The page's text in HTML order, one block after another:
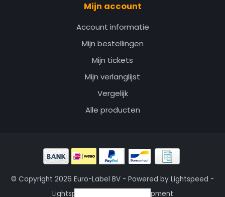
Mijn account
Account informatie
Mijn bestellingen
Mijn tickets
Mijn verlanglijst
Vergelijk
Alle producten
© Copyright 2026 Euro-Label BV - Powered by Lightspeed -
Lightspeed design
Dyvelopment